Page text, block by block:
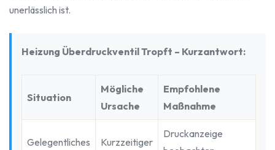
unerlässlich ist.
Heizung Überdruckventil Tropft – Kurzantwort:
Situation
Mögliche
Ursache
Empfohlene
Maßnahme
Gelegentliches
Kurzzeitiger
Druckanzeige